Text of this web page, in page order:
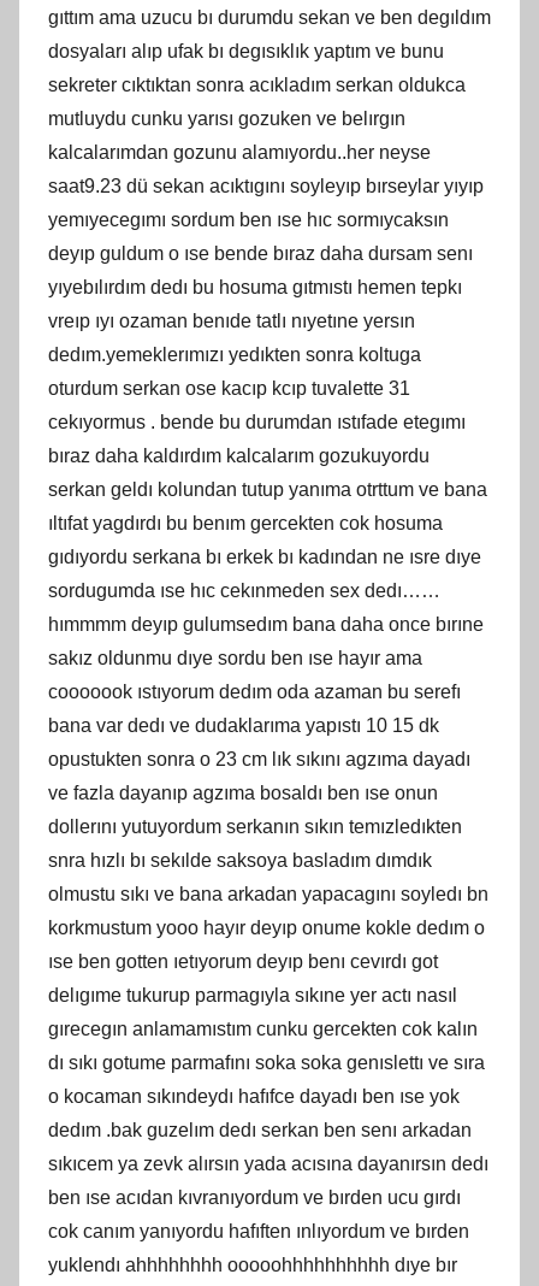
gıttım ama uzucu bı durumdu sekan ve ben degıldım
dosyaları alıp ufak bı degısıklık yaptım ve bunu
sekreter cıktıktan sonra acıkladım serkan oldukca
mutluydu cunku yarısı gozuken ve belırgın
kalcalarımdan gozunu alamıyordu..her neyse
saat9.23 dü sekan acıktıgını soyleyıp bırseylar yıyıp
yemıyecegımı sordum ben ıse hıc sormıycaksın
deyıp guldum o ıse bende bıraz daha dursam senı
yıyebılırdım dedı bu hosuma gıtmıstı hemen tepkı
vreıp ıyı ozaman benıde tatlı nıyetıne yersın
dedım.yemeklerımızı yedıkten sonra koltuga
oturdum serkan ose kacıp kcıp tuvalette 31
cekıyormus . bende bu durumdan ıstıfade etegımı
bıraz daha kaldırdım kalcalarım gozukuyordu
serkan geldı kolundan tutup yanıma otrttum ve bana
ıltıfat yagdırdı bu benım gercekten cok hosuma
gıdıyordu serkana bı erkek bı kadından ne ısre dıye
sordugumda ıse hıc cekınmeden sex dedı……
hımmmm deyıp gulumsedım bana daha once bırıne
sakız oldunmu dıye sordu ben ıse hayır ama
cooooook ıstıyorum dedım oda azaman bu serefı
bana var dedı ve dudaklarıma yapıstı 10 15 dk
opustukten sonra o 23 cm lık sıkını agzıma dayadı
ve fazla dayanıp agzıma bosaldı ben ıse onun
dollerını yutuyordum serkanın sıkın temızledıkten
snra hızlı bı sekılde saksoya basladım dımdık
olmustu sıkı ve bana arkadan yapacagını soyledı bn
korkmustum yooo hayır deyıp onume kokle dedım o
ıse ben gotten ıetıyorum deyıp benı cevırdı got
delıgıme tukurup parmagıyla sıkıne yer actı nasıl
gırecegın anlamamıstım cunku gercekten cok kalın
dı sıkı gotume parmafını soka soka genıslettı ve sıra
o kocaman sıkındeydı hafıfce dayadı ben ıse yok
dedım .bak guzelım dedı serkan ben senı arkadan
sıkıcem ya zevk alırsın yada acısına dayanırsın dedı
ben ıse acıdan kıvranıyordum ve bırden ucu gırdı
cok canım yanıyordu hafıften ınlıyordum ve bırden
yuklendı ahhhhhhhh ooooohhhhhhhhhh dıye bır